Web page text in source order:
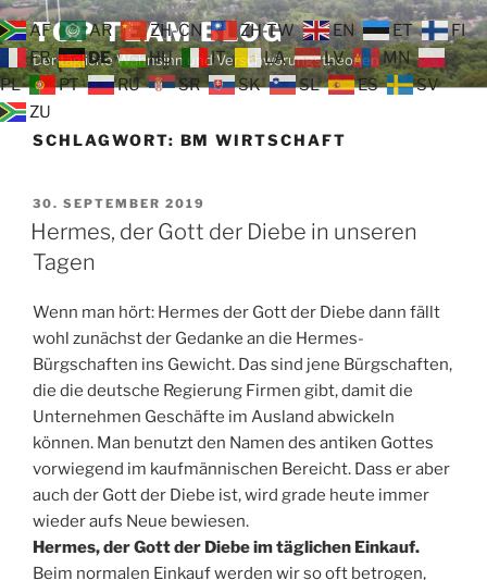
Zum
Inhalt
springen
TOP TEAM BLOG
Der tägliche Wahnsinn und Verschwörungstheorien
SCHLAGWORT: BM WIRTSCHAFT
VERÖFFENTLICHT
AM
30. SEPTEMBER 2019
Hermes, der Gott der Diebe in unseren
Tagen
Wenn man hört: Hermes der Gott der Diebe dann fällt
wohl zunächst der Gedanke an die Hermes-
Bürgschaften ins Gewicht. Das sind jene Bürgschaften,
die die deutsche Regierung Firmen gibt, damit die
Unternehmen Geschäfte im Ausland abwickeln
können. Man benutzt den Namen des antiken Gottes
vorwiegend im kaufmännischen Bereicht. Dass er aber
auch der Gott der Diebe ist, wird grade heute immer
wieder aufs Neue bewiesen.
Hermes, der Gott der Diebe im täglichen Einkauf.
Beim normalen Einkauf werden wir so oft betrogen,
AF AR ZH-CN ZH-TW EN ET
FI
FR
DE HU IT LA LV
MN
PL
PT RU SR SK SL ES
SV
ZU